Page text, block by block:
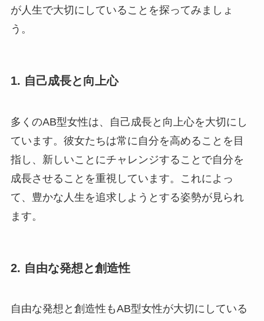
が人生で大切にしていることを探ってみましょ
う。
1. 自己成長と向上心
多くのAB型女性は、自己成長と向上心を大切にし
ています。彼女たちは常に自分を高めることを目
指し、新しいことにチャレンジすることで自分を
成長させることを重視しています。これによっ
て、豊かな人生を追求しようとする姿勢が見られ
ます。
2. 自由な発想と創造性
自由な発想と創造性もAB型女性が大切にしている